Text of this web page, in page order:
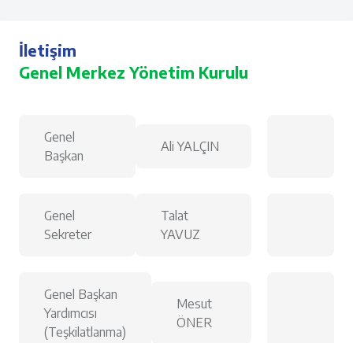
İletişim
Genel Merkez Yönetim Kurulu
Genel
Başkan
Ali YALÇIN
Genel
Sekreter
Talat
YAVUZ
Genel Başkan
Yardımcısı
(Teşkilatlanma)
Mesut
ÖNER